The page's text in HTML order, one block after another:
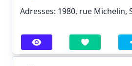
Adresses: 1980, rue Michelin,